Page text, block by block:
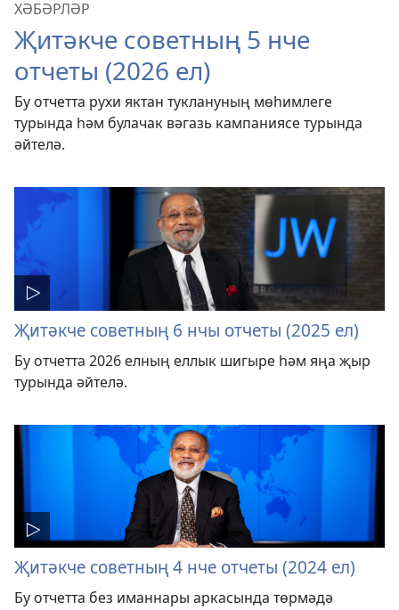
ХӘБӘРЛӘР
Җитәкче советның 5 нче
отчеты (2026 ел)
Бу отчетта рухи яктан туклануның мөһимлеге
турында һәм булачак вәгазь кампаниясе турында
әйтелә.
Җитәкче советның 6 нчы отчеты (2025 ел)
Бу отчетта 2026 елның еллык шигыре һәм яңа җыр
турында әйтелә.
Җитәкче советның 4 нче отчеты (2024 ел)
Бу отчетта без иманнары аркасында төрмәдә